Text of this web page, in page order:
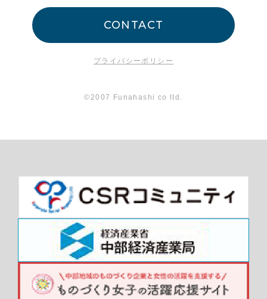
CONTACT
プライバシーポリシー
©2007 Funahashi co ltd.